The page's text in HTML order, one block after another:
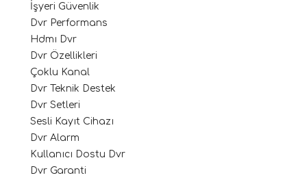
İşyeri Güvenlik
Dvr Performans
Hdmı Dvr
Dvr Özellikleri
Çoklu Kanal
Dvr Teknik Destek
Dvr Setleri
Sesli Kayıt Cihazı
Dvr Alarm
Kullanıcı Dostu Dvr
Dvr Garanti